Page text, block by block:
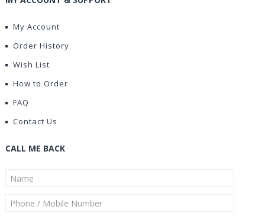
My Account
Order History
Wish List
How to Order
FAQ
Contact Us
CALL ME BACK